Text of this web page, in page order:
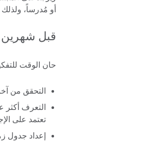
أو مُدرساً،
قبل شهرين
حان الوقت
التحقق من
التعرف أكثر
تعتمد على
إعداد جدول